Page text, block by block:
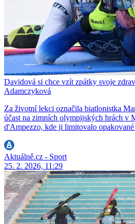
Davidová si chce vzít zpátky svoje
Adamczyková
Za životní lekci označila biatlonistka
účast na zimních olympijských hrách v
d'Ampezzo, kde ji limitovalo opakované
Aktuálně.cz - Sport
25. 2. 2026, 11:29